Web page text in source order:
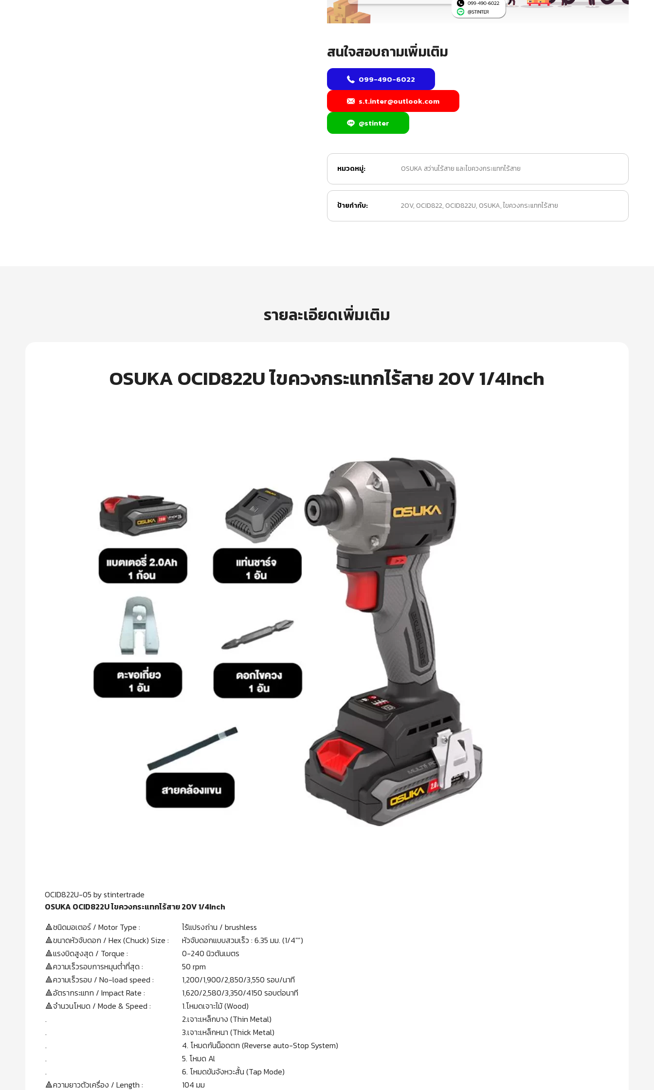
สนใจสอบถามเพิ่มเติม
099-490-6022
s.t.inter@outlook.com
@stinter
หมวดหมู่: OSUKA สว่านไร้สาย และไขควงกระแทกไร้สาย
ป้ายกำกับ: 20V, OCID822, OCID822U, OSUKA,ไขควงกระแทกไร้สาย
รายละเอียดเพิ่มเติม
OSUKA OCID822U ไขควงกระแทกไร้สาย 20V 1/4Inch
OCID822U-05 by stintertrade
OSUKA OCID822U ไขควงกระแทกไร้สาย 20V 1/4Inch
🔺ชนิดมอเตอร์ / Motor Type :
ไร้แปรงถ่าน / brushless
🔺ขนาดหัวจับดอก / Hex (Chuck) Size :
หัวจับดอกแบบสวมเร็ว : 6.35 มม. (1/4″”)
🔺แรงบิดสูงสุด / Torque :
0-240 นิวตันเมตร
🔺ความเร็วรอบการหมุนต่ำที่สุด :
50 rpm
🔺ความเร็วรอบ / No-load speed :
1,200/1,900/2,850/3,550 รอบ/นาที
🔺อัตรากระแทก / Impact Rate :
1,620/2,580/3,350/4150 รอบต่อนาที
🔺จํานวนโหมด / Mode & Speed :
1.โหมดเจาะไม้ (Wood)
.
2.เจาะเหล็กบาง (Thin Metal)
.
3.เจาะเหล็กหนา (Thick Metal)
.
4. โหมดกันน็อดตก (Reverse auto-Stop System)
.
5. โหมด Al
.
6. โหมดขันจังหวะสั้น (Tap Mode)
🔺ความยาวตัวเครื่อง / Length :
104 มม